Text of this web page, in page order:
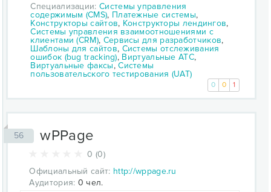
Специализации: Системы управления
содержимым (CMS), Платежные системы,
Конструкторы сайтов, Конструкторы лендингов,
Системы управления взаимоотношениями с
клиентами (CRM), Сервисы для разработчиков,
Шаблоны для сайтов, Системы отслеживания
ошибок (bug tracking), Виртуальные АТС,
Виртуальные факсы,Системы
пользовательского тестирования (UAT)
0 0 1
56 wPPage
0 (0)
Официальный сайт: http://wppage.ru
Аудитория: 0 чел.